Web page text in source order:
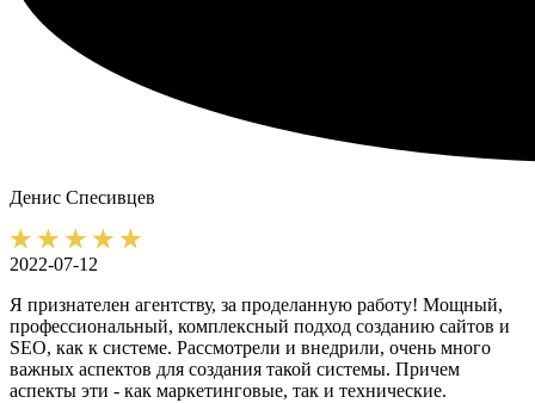
Денис Спесивцев
2022-07-12
Я признателен агентству, за проделанную работу! Мощный,
профессиональный, комплексный подход созданию сайтов и
SEO, как к системе. Рассмотрели и внедрили, очень много
важных аспектов для создания такой системы. Причем
аспекты эти - как маркетинговые, так и технические.